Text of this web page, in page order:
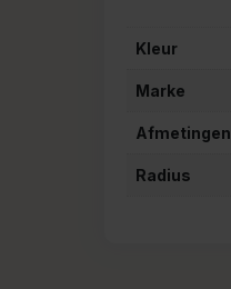
Kleur
Marke
Afmetingen
Radius